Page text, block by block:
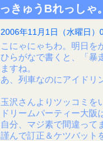
っきゅうBれっしゃ。
2006年11月1日（水曜日）
こにゃにゃちわ。明日を
ひらがなで書くと、「暴
ますね。
あ、列車なのにアイドリ
玉沢さんよりツッコミ
ドリームパーティー大
自分、マジ素で間違って
謹んで訂正＆ケツバット